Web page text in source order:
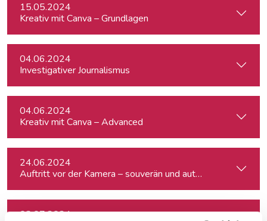
15.05.2024
Kreativ mit Canva – Grundlagen
04.06.2024
Investigativer Journalismus
04.06.2024
Kreativ mit Canva – Advanced
24.06.2024
Auftritt vor der Kamera – souverän und authentisch
03.07.2024